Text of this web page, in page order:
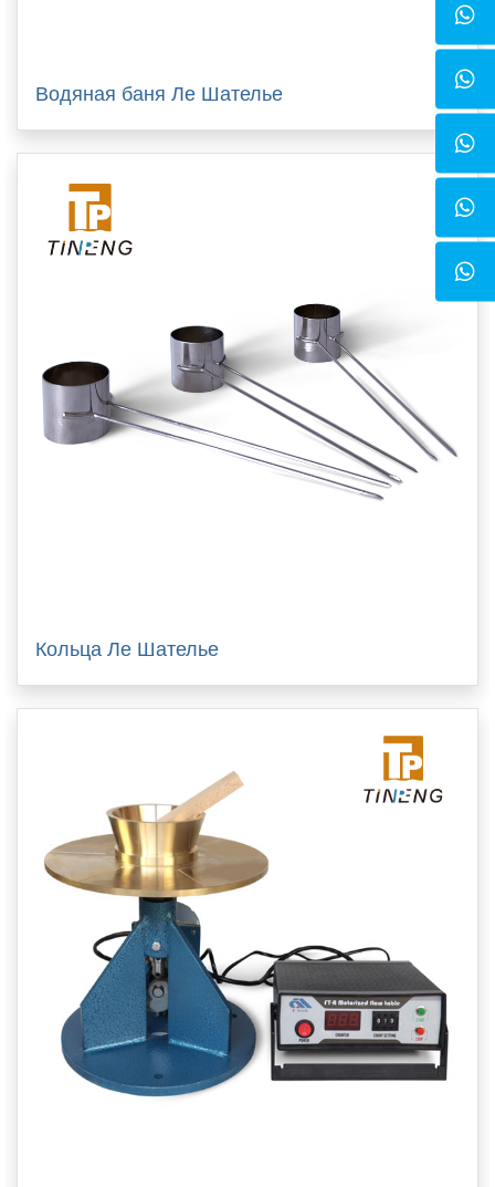
Водяная баня Ле Шателье
Кольца Ле Шателье